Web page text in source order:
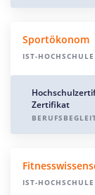
Sportökonom
IST-
Zertifikat
IST-